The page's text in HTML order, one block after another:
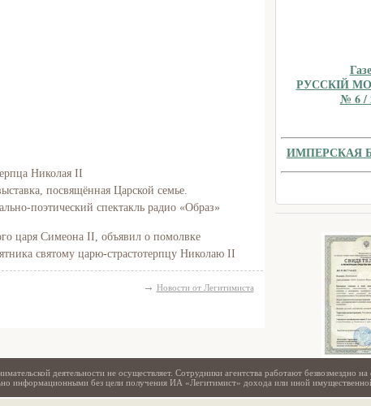
Николая II
посвящённая Царской семье.
поэтический спектакль радио «Образ»
царя Симеона II, объявил о помолвке
святому царю-страстотерпцу Николаю II
→ Новости от Легитимиста
РУССКIЙ
№ 6 /
ИМПЕРСКАЯ
деятельности не осуществляет. Сотрудники агентства работают безвозмездно
информационными без цели получения ИА «Легитимист» дохода или иной